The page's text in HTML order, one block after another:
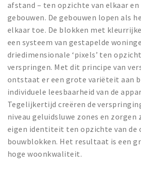
Contact
Partner Apps
Inloggen
afstand – ten opzichte van elkaar
gebouwen. De gebouwen lopen als
elkaar toe. De blokken met
een systeem van gestapelde
driedimensionale ‘pixels’ ten
verspringen. Met dit principe van
ontstaat er een grote variëteit aan
individuele leesbaarheid van de
Tegelijkertijd creëren de
niveau geluidsluwe zones en zorgen
eigen identiteit ten opzichte van de
bouwblokken. Het resultaat is een
hoge woonkwaliteit.